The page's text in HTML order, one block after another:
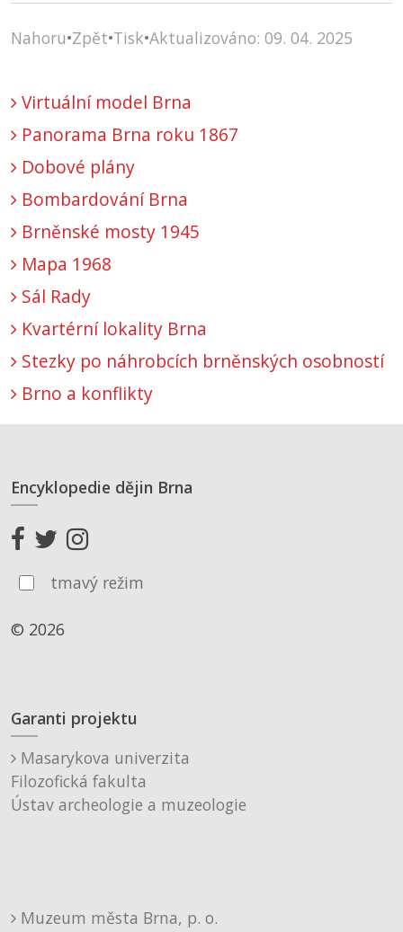
Nahoru•Zpět•Tisk•Aktualizováno: 09. 04. 2025
Virtuální model Brna
Panorama Brna roku 1867
Dobové plány
Bombardování Brna
Brněnské mosty 1945
Mapa 1968
Sál Rady
Kvartérní lokality Brna
Stezky po náhrobcích brněnských osobností
Brno a konflikty
Encyklopedie dějin Brna
tmavý režim
© 2026
Garanti projektu
Masarykova univerzita
Filozofická fakulta
Ústav archeologie a muzeologie
Muzeum města Brna, p. o.